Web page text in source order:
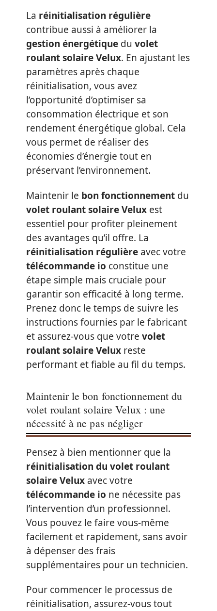
La réinitialisation régulière
contribue aussi à améliorer la
gestion énergétique du volet
roulant solaire Velux. En ajustant les
paramètres après chaque
réinitialisation, vous avez
l’opportunité d’optimiser sa
consommation électrique et son
rendement énergétique global. Cela
vous permet de réaliser des
économies d’énergie tout en
préservant l’environnement.
Maintenir le bon fonctionnement du
volet roulant solaire Velux est
essentiel pour profiter pleinement
des avantages qu’il offre. La
réinitialisation régulière avec votre
télécommande io constitue une
étape simple mais cruciale pour
garantir son efficacité à long terme.
Prenez donc le temps de suivre les
instructions fournies par le fabricant
et assurez-vous que votre volet
roulant solaire Velux reste
performant et fiable au fil du temps.
Maintenir le bon fonctionnement du
volet roulant solaire Velux : une
nécessité à ne pas négliger
Pensez à bien mentionner que la
réinitialisation du volet roulant
solaire Velux avec votre
télécommande io ne nécessite pas
l’intervention d’un professionnel.
Vous pouvez le faire vous-même
facilement et rapidement, sans avoir
à dépenser des frais
supplémentaires pour un technicien.
Pour commencer le processus de
réinitialisation, assurez-vous tout